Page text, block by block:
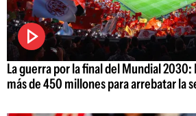
La guerra por la final del Mundial
más de 450 millones para arrebatar la